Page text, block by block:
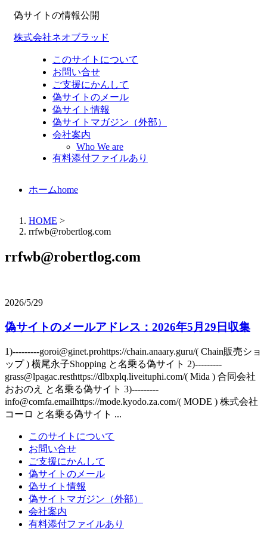
偽サイトの情報公開
株式会社ネオブラッド
このサイトについて
お問い合せ
ご支援にかんして
偽サイトのメール
偽サイト情報
偽サイトマガジン（外部）
会社案内
Who We are
有料添付ファイルあり
ホームhome
HOME >
rrfwb@robertlog.com
rrfwb@robertlog.com
2026/5/29
偽サイトのメールアドレス：2026年5月29日収集
1)---------goroi@ginet.prohttps://chain.anaary.guru/( Chain販売ショ
ップ ) 横尾永子Shopping と名乗る偽サイト 2)---------
grass@lpagac.resthttps://dlbxplq.liveituphi.com/( Mida ) 合同会社
おおのえ と名乗る偽サイト 3)---------
info@comfa.emailhttps://mode.kyodo.za.com/( MODE ) 株式会社
コーロ と名乗る偽サイト ...
このサイトについて
お問い合せ
ご支援にかんして
偽サイトのメール
偽サイト情報
偽サイトマガジン（外部）
会社案内
有料添付ファイルあり